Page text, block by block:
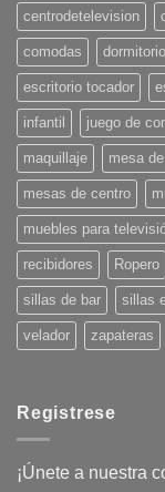
para
el
Verano
2025:
¡Pon
tu
casa
en
onda!
centrodetelevision
comodas dormitorio
escritorio tocador
infantil juego de
maquillaje mesa
mesas de centro
muebles para
recibidores Ropero
sillas de bar sillas
velador zapateras
Registrese
¡Únete a nuestra